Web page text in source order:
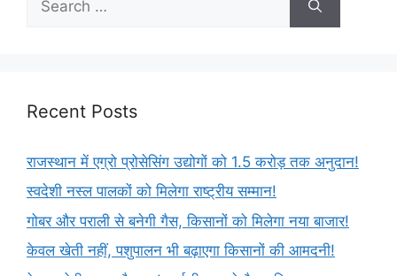
Recent Posts
राजस्थान में एग्रो प्रोसेसिंग उद्योगों को 1.5 करोड़ तक अनुदान!
स्वदेशी नस्ल पालकों को मिलेगा राष्ट्रीय सम्मान!
गोबर और पराली से बनेगी गैस, किसानों को मिलेगा नया बाजार!
केवल खेती नहीं, पशुपालन भी बढ़ाएगा किसानों की आमदनी!